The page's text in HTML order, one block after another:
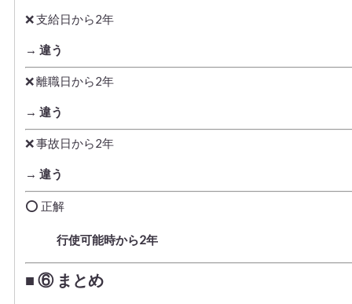
❌ 支給日から2年
→ 違う
❌ 離職日から2年
→ 違う
❌ 事故日から2年
→ 違う
⭕ 正解
行使可能時から2年
■ ⑥ まとめ